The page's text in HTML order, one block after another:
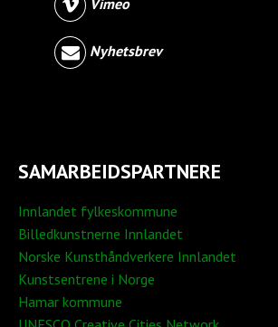
Nyhetsbrev
SAMARBEIDSPARTNERE
Innlandet fylkeskommune
Billedkunstnerne Innlandet
Norske Kunsthåndverkere Innlandet
Kunstsentrene i Norge
Hamar kommune